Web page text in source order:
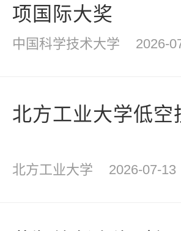
项国际大奖
中国科学技术大学 2026-
北方工业大学低
北方工业大学 2026-07-13